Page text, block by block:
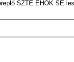
SZTE EHÖK SE